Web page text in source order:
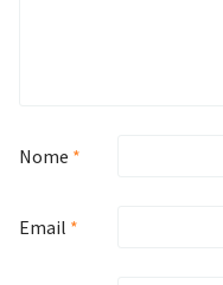
Nome *
Email *